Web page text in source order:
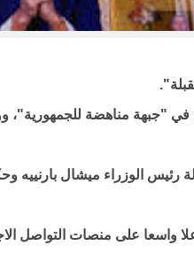
في "جبهة مناهضة
الوزراء ميشال بارنييه
واسعا على منصات التواصل